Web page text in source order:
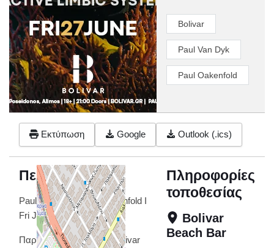
Bolivar
Paul Van Dyk
Paul Oakenfold
Εκτύπωση Google Outlook (.ics)
Περιγραφή
Paul Van Dyk I Paul Oakenfold I
Fri June 27
Παρασκευή 27 Ιουνίου Bolivar
Πληροφορίες
τοποθεσίας
Bolivar
Beach Bar